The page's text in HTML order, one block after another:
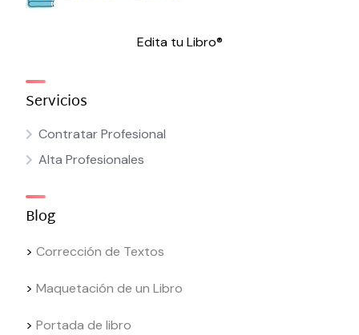
Edita tu Libro®
Servicios
Contratar Profesional
Alta Profesionales
Blog
> Corrección de Textos
> Maquetación de un Libro
> Portada de libro